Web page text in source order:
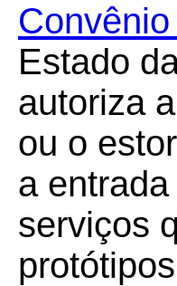
Estado
autoriza
ou o
a
serviços